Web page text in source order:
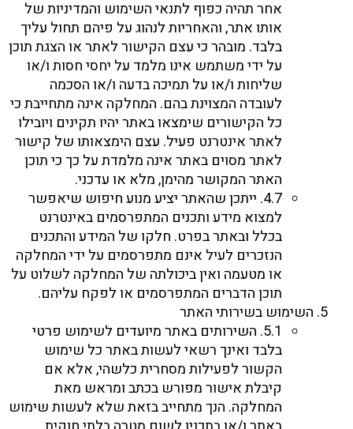
אחר תהיה כפוף לתנאי השימוש והמדיניות של
אותו אתר, והאחריות לנהוג על פיהם תחול עליך
בלבד. מובהר כי עצם הקישור לאתר או הצגת תוכן
על ידי משתמש אינו מלמד על יחסי חסות ו/או
שליחות ו/או על תמיכה בדעה ו/או הסכמה
לעובדה המצוינת בהם. המחלקה אינה מתחייבת כי
כל הקישורים שימצאו באתר יהיו תקינים ויובילו
לאתר אינטרנט פעיל. עצם הימצאותו של קישור
לאתר מסוים באתר אינה מלמדת על כך כי תוכן
האתר המקושר מהימן, מלא או עדכני.
4.7. ייתכן שהאתר יציע מנוע חיפוש שיאפשר
למצוא מידע ותכנים המתפרסמים באינטרנט
בכלל ובאתר בפרט. חלקו של המידע והתכנים
הנזכרים לעיל אינם מתפרסמים על ידי המחלקה
או מטעמה ואין ביכולתה של המחלקה לשלוט על
תוכן הדברים המתפרסמים או לפקח עליהם.
השימוש בשירותי האתר
5.1. השירותים באתר מיועדים לשימוש פרטי
בלבד ואינך רשאי לעשות באתר כל שימוש
הקשור לפעילות מסחרית כלשהי, אלא אם
קיבלת אישור מפורש בכתב ומראש מאת
המחלקה. הנך מתחייב בזאת שלא לעשות שימוש